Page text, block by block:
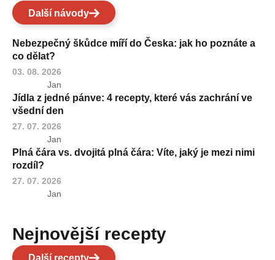
Další návody
Nebezpečný škůdce míří do Česka: jak ho poznáte a
co dělat?
03. 08. 2026
Jan
Jídla z jedné pánve: 4 recepty, které vás zachrání ve
všední den
27. 07. 2026
Jan
Plná čára vs. dvojitá plná čára: Víte, jaký je mezi nimi
rozdíl?
27. 07. 2026
Jan
Nejnovější recepty
Další recepty